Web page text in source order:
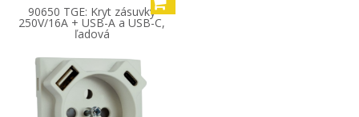
90650 TGE: Kryt zásuvky
250V/16A + USB-A a USB-C,
ľadová